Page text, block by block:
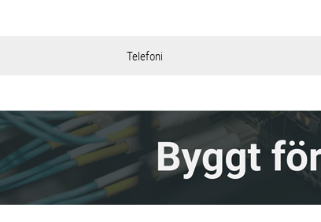
Telefoni